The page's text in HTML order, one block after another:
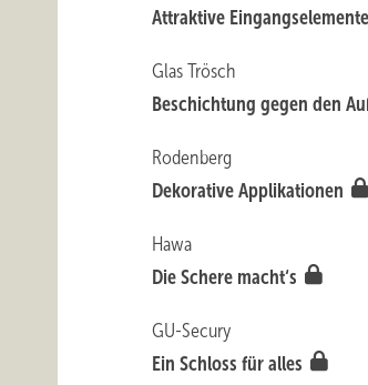
Attraktive Eingangselemente
Glas Trösch
Beschichtung gegen den
Rodenberg
Dekorative Applikationen
Hawa
Die Schere macht‘s
GU-Secury
Ein Schloss für alles